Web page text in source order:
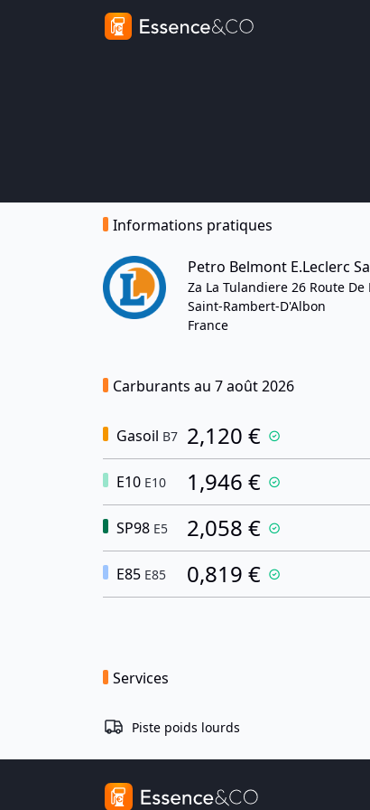
Informations pratiques
Petro Belmont E.Leclerc
Za La Tulandiere 26 Route
Saint-Rambert-D'Albon
France
Carburants au 7 août 2026
Gasoil B7 2,120 €
E10 E10 1,946 €
SP98 E5 2,058 €
E85 E85 0,819 €
Services
Piste poids lourds